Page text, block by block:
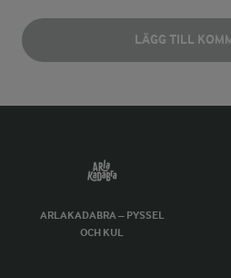
LÄGG TILL
ARLAKADABRA – PYSSEL
OCH KUL